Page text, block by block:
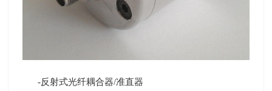
-反射式光纤耦合器/准直器